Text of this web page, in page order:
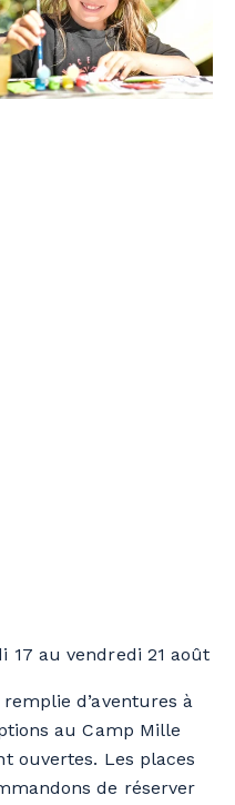
17 au vendredi 21 août
d’aventures à
au Camp Mille
ouvertes. Les places
de réserver